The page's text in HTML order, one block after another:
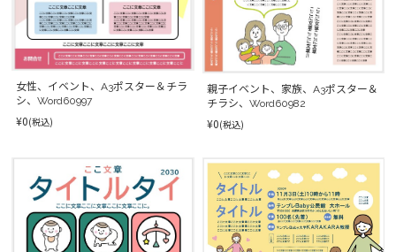
女性、イベント、A3ポスター＆チラ
シ、Word60997
¥0(税込)
親子イベント、家族、A3ポスター＆
チラシ、Word60982
¥0(税込)